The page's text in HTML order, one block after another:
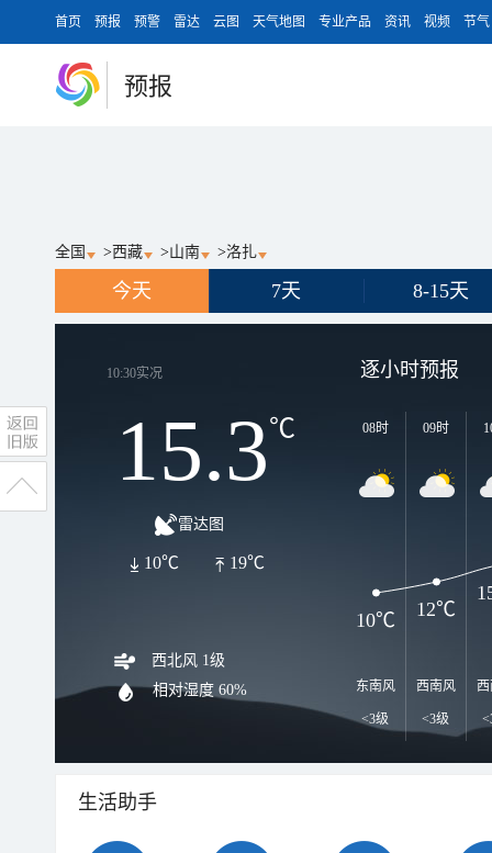
首页 预报 预警 雷达 云图 天气地图 专业产品 资讯 视频 节气
预报
全国 >西藏 >山南 >洛扎
今天 7天 8-15天
10:30实况
15.3℃
雷达图
19℃
10℃
西北风 1级
相对湿度 60%
逐小时预报
08时
东南风
<3级
09时
西南风
<3级
10℃ 12℃
生活助手